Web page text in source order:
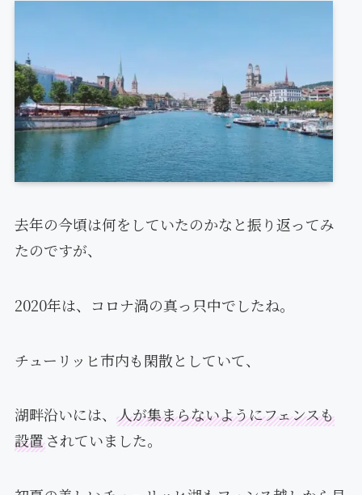
去年の今頃は何をしていたのかなと振り返ってみ
たのですが、
2020年は、コロナ渦の真っ只中でしたね。
チューリッヒ市内も閑散としていて、
湖畔沿いには、 人が集まらないようにフェンスも
設置されていました。